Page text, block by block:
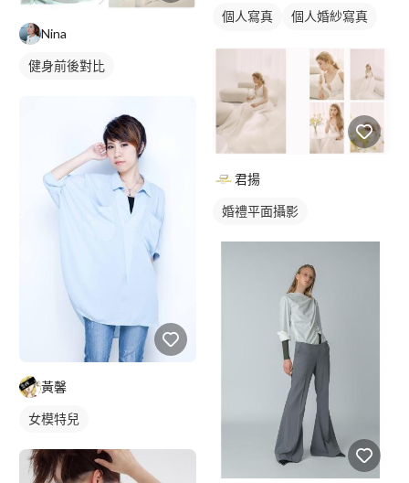
Nina
健身前後對比
黃馨
女模特兒
個人寫真
個人婚紗寫真
君揚
婚禮平面攝影